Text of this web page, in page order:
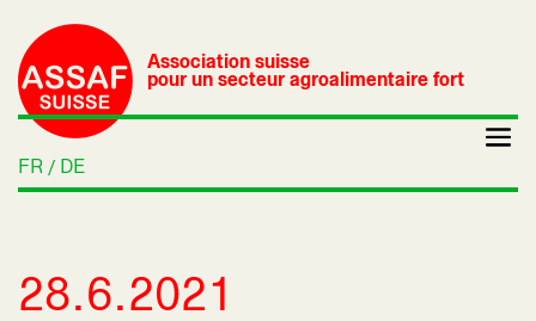
FR DE
Association suisse
pour un secteur agroalimentaire fort
28.6.2021